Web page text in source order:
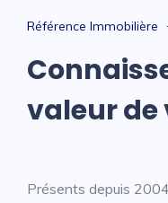
Référence Immobilière
valeur de
Présents depuis